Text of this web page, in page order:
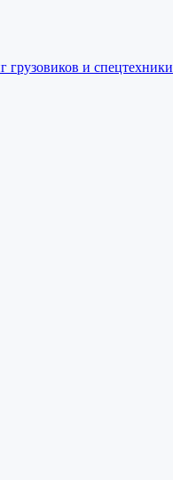
и спецтехники